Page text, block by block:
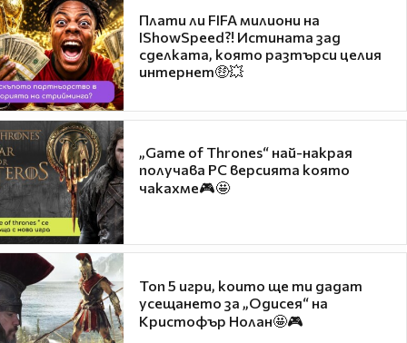
Плати ли FIFA милиони на
IShowSpeed?! Истината зад
сделката, която разтърси целия
интернет🤑💥
„Game of Thrones“ най-накрая
получава PC версията която
чакахме🎮🤩
Топ 5 игри, които ще ти дадат
усещането за „Одисея“ на
Кристофър Нолан🤩🎮